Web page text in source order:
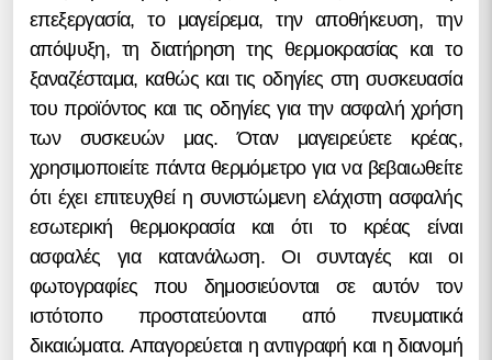
επεξεργασία, το μαγείρεμα, την αποθήκευση, την
απόψυξη, τη διατήρηση της θερμοκρασίας και το
ξαναζέσταμα, καθώς και τις οδηγίες στη συσκευασία
του προϊόντος και τις οδηγίες για την ασφαλή χρήση
των συσκευών μας. Όταν μαγειρεύετε κρέας,
χρησιμοποιείτε πάντα θερμόμετρο για να βεβαιωθείτε
ότι έχει επιτευχθεί η συνιστώμενη ελάχιστη ασφαλής
εσωτερική θερμοκρασία και ότι το κρέας είναι
ασφαλές για κατανάλωση. Οι συνταγές και οι
φωτογραφίες που δημοσιεύονται σε αυτόν τον
ιστότοπο προστατεύονται από πνευματικά
δικαιώματα. Απαγορεύεται η αντιγραφή και η διανομή